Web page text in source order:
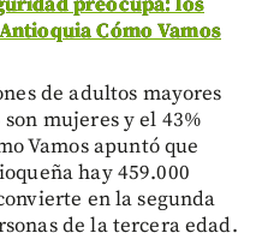
Cómo Vamos
de adultos mayores
mujeres y el 43%
Vamos apuntó que
hay 459.000
en la segunda
de la tercera edad.